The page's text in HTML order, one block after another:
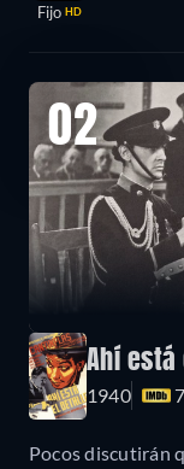
Fijo HD
02
Ahí
1940
Pocos discutirán